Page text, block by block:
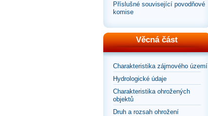
Příslušné související povodňové
komise
Věcná část
Charakteristika zájmového území
Hydrologické údaje
Charakteristika ohrožených
objektů
Druh a rozsah ohrožení